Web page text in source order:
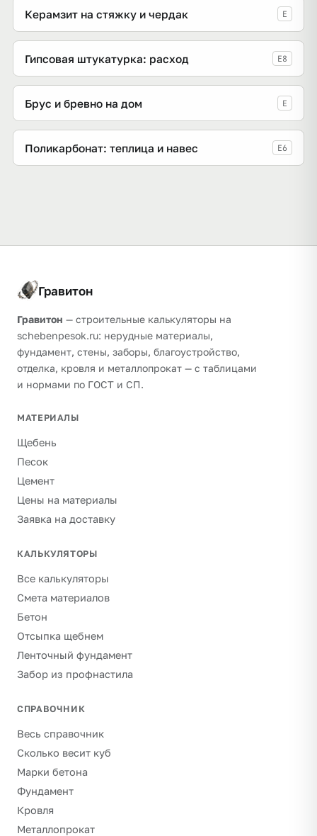
Керамзит на стяжку и чердак E
Гипсовая штукатурка: расход E8
Брус и бревно на дом E
Поликарбонат: теплица и навес E6
Гравитон
Гравитон — строительные калькуляторы на
schebenpesok.ru: нерудные материалы,
фундамент, стены, заборы, благоустройство,
отделка, кровля и металлопрокат — с таблицами
и нормами по ГОСТ и СП.
МАТЕРИАЛЫ
Щебень
Песок
Цемент
Цены на материалы
Заявка на доставку
КАЛЬКУЛЯТОРЫ
Все калькуляторы
Смета материалов
Бетон
Отсыпка щебнем
Ленточный фундамент
Забор из профнастила
СПРАВОЧНИК
Весь справочник
Сколько весит куб
Марки бетона
Фундамент
Кровля
Металлопрокат